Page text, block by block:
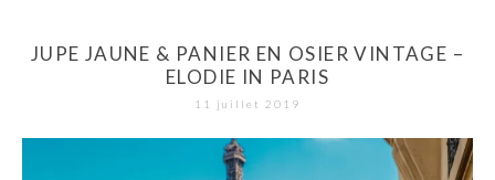
JUPE JAUNE & PANIER EN OSIER VINTAGE –
ELODIE IN PARIS
11 juillet 2019